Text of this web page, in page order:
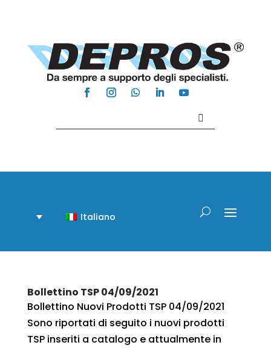
Italiano
Bollettino TSP 04/09/2021
Bollettino Nuovi Prodotti TSP 04/09/2021
Sono riportati di seguito i nuovi prodotti
TSP inseriti a catalogo e attualmente in